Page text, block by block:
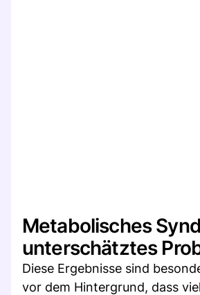
Metabolisches
unterschätztes
Diese Ergebnisse sind
vor dem Hintergrund, dass